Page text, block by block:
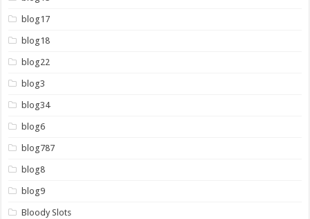
blog17
blog18
blog22
blog3
blog34
blog6
blog787
blog8
blog9
Bloody Slots